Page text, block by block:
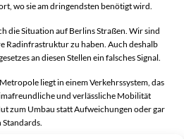
wo sie am dringendsten benötigt wird.
die Situation auf Berlins Straßen. Wir sind
Radinfrastruktur zu haben. Auch deshalb
an diesen Stellen ein falsches Signal.
liegt in einem Verkehrssystem, das
und verlässliche Mobilität
zum Umbau statt Aufweichungen oder gar